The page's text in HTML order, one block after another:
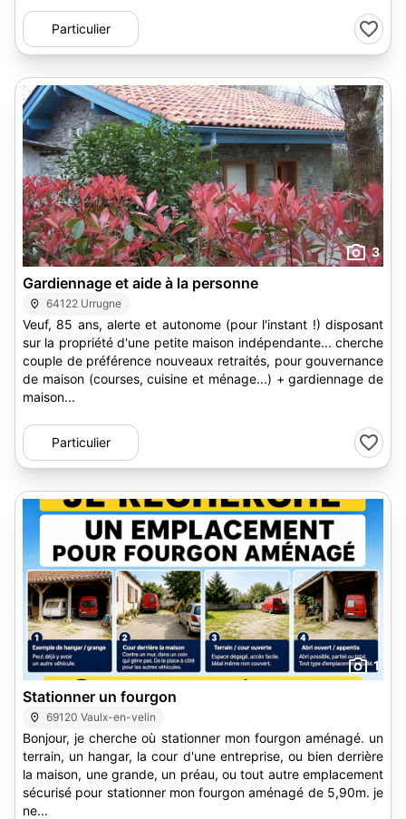
Particulier
3
Gardiennage et aide à la personne
64122 Urrugne
Veuf, 85 ans, alerte et autonome (pour l'instant !) disposant
sur la propriété d'une petite maison indépendante... cherche
couple de préférence nouveaux retraités, pour gouvernance
de maison (courses, cuisine et ménage...) + gardiennage de
maison...
Particulier
1
Stationner un fourgon
69120 Vaulx-en-velin
Bonjour, je cherche où stationner mon fourgon aménagé. un
terrain, un hangar, la cour d'une entreprise, ou bien derrière
la maison, une grande, un préau, ou tout autre emplacement
sécurisé pour stationner mon fourgon aménagé de 5,90m. je
ne...